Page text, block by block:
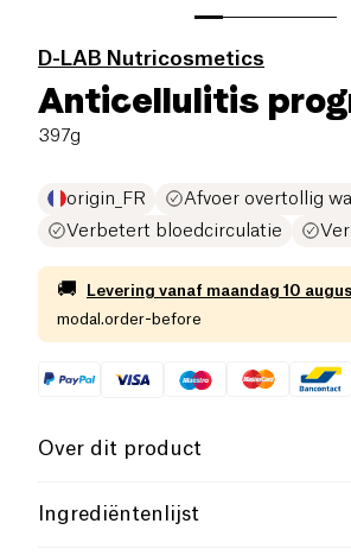
D-LAB Nutricosmetics
Anticellulitis
397g
origin_FR
Afvoer overtollig
Verbetert bloedcirculatie
🚚 Levering vanaf maandag 10
modal.order-before
Over dit product
Vegan Glutenvrij
Ingrediëntenlijst